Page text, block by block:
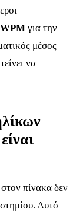
για την
μέσος
να
πίνακα δεν
Αυτό